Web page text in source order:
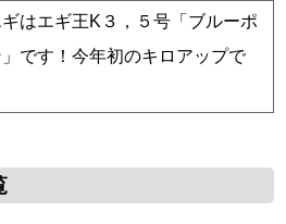
ギはエギ王K３，５号「ブルーポ
です！今年初のキロアップで